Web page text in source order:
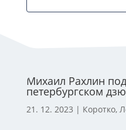
Михаил Рахлин
петербургском
21. 12. 2023 | Коротко,